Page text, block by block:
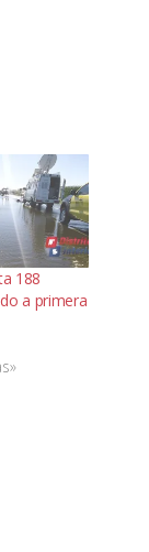
188
a primera